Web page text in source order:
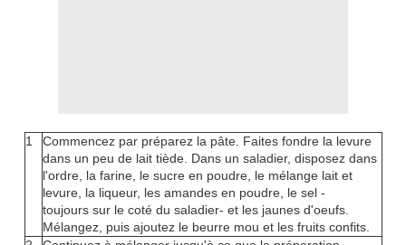
1
Commencez par préparez la pâte. Faites fondre la levure
dans un peu de lait tiède. Dans un saladier, disposez dans
l'ordre, la farine, le sucre en poudre, le mélange lait et
levure, la liqueur, les amandes en poudre, le sel -
toujours sur le coté du saladier- et les jaunes d'oeufs.
Mélangez, puis ajoutez le beurre mou et les fruits confits.